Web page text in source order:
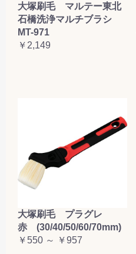
大塚刷毛 マルテー東北
石橋洗浄マルチブラシ
MT-971
￥2,149
大塚刷毛 プラグレ
赤 (30/40/50/60/70mm)
￥550 ～ ￥957